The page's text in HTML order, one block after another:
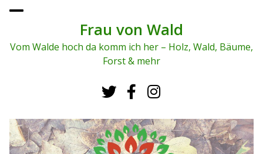
To
me
Frau von Wald
Vom Walde hoch da komm ich her – Holz, Wald, Bäume,
Forst & mehr